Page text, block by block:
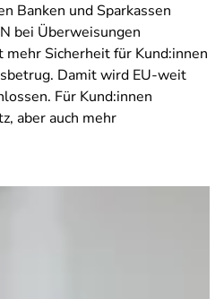
Banken und Sparkassen
bei Überweisungen
mehr Sicherheit für Kund:innen
Damit wird EU-weit
Für Kund:innen
aber auch mehr